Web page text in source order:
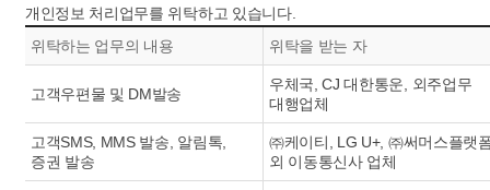
개인정보 처리업무를 위탁하고 있습니다.
위탁하는 업무의 내용
위탁을 받는 자
고객우편물 및 DM발송
우체국, CJ 대한통운, 외주업무
대행업체
고객SMS, MMS 발송, 알림톡,
증권 발송
㈜케이티, LG U+, ㈜써머스플랫
외 이동통신사 업체